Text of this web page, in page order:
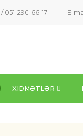
/051-290-66-17 E-
XIDMƏTLƏR